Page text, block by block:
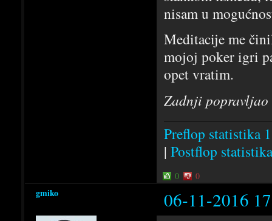
nisam u
Meditacije me
mojoj poker igri
opet vratim.
Zadnji popravljao
Preflop statistika
| Postflop
0 0
gmiko 06-11-2016